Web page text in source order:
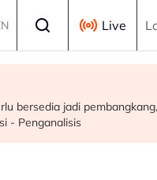
Live
ekosistem TVET menerusi
Myanmar ditahan bantu
bersedia jadi
- Penganalisis